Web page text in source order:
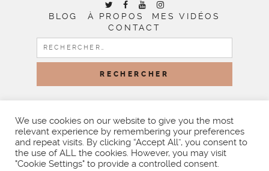
BLOG À PROPOS
MES VIDÉOS
CONTACT
RECHERCHER :
BY LITTLE THEME SHOP
We use cookies on our website to give you the most
relevant experience by remembering your preferences
and repeat visits. By clicking “Accept All”, you consent to
the use of ALL the cookies. However, you may visit
"Cookie Settings" to provide a controlled consent.